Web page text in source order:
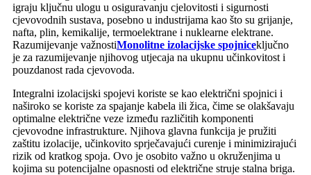
igraju ključnu ulogu u osiguravanju cjelovitosti i sigurnosti
cjevovodnih sustava, posebno u industrijama kao što su grijanje,
nafta, plin, kemikalije, termoelektrane i nuklearne elektrane.
Razumijevanje važnostiMonolitne izolacijske spojniceključno
je za razumijevanje njihovog utjecaja na ukupnu učinkovitost i
pouzdanost rada cjevovoda.
Integralni izolacijski spojevi koriste se kao električni spojnici i
naširoko se koriste za spajanje kabela ili žica, čime se olakšavaju
optimalne električne veze između različitih komponenti
cjevovodne infrastrukture. Njihova glavna funkcija je pružiti
zaštitu izolacije, učinkovito sprječavajući curenje i minimizirajući
rizik od kratkog spoja. Ovo je osobito važno u okruženjima u
kojima su potencijalne opasnosti od električne struje stalna briga.